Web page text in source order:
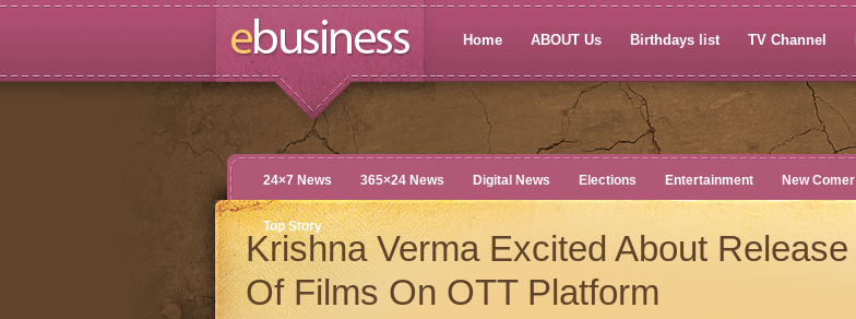
Home ABOUT Us Birthdays list TV Channel
24×7 News 365×24 News Digital News Elections Entertainment New Comer
Top Story
Krishna Verma Excited About Release
Of Films On OTT Platform